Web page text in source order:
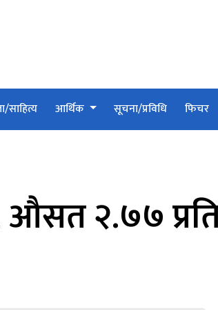
साहित्य आर्थिक सूचना/प्रविधि फिचर
२.७७